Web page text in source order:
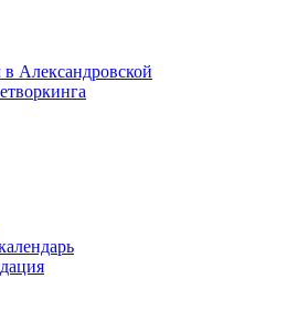
Александровской